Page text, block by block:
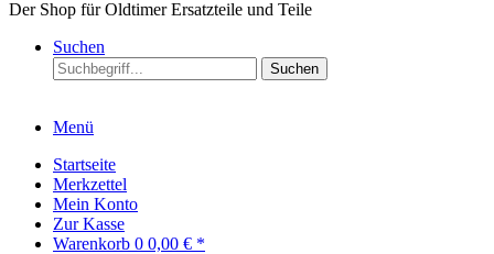
Der Shop für Oldtimer Ersatzteile und Teile
Suchen
Suchen
Menü
Startseite
Merkzettel
Mein Konto
Zur Kasse
Warenkorb 0 0,00 € *